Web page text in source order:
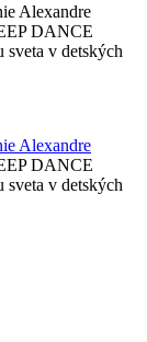
Alexandre
DANCE
v detských
Alexandre
DANCE
v detských